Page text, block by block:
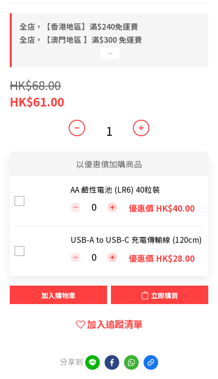
全店，【香港地區】滿$240免運費
全店，【澳門地區 】滿$300 免運費
HK$68.00
HK$61.00
以優惠價加購商品
AA 鹼性電池 (LR6) 40粒裝
優惠價 HK$40.00
USB-A to USB-C 充電傳輸線 (120cm)
優惠價 HK$28.00
加入購物車 立即購買
加入追蹤清單
分享到